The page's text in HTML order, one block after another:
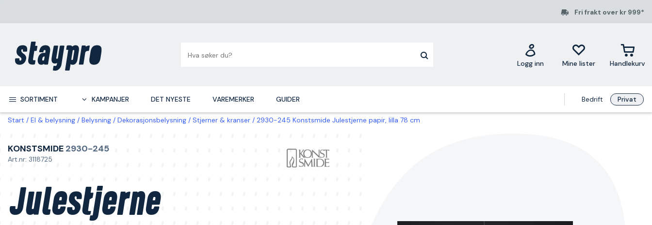
Fri frakt over kr 999*
Logg inn Mine lister Handlekurv
SORTIMENT KAMPANJER DET NYESTE VAREMERKER GUIDER Bedrift Privat
Start El & belysning Belysning Dekorasjonsbelysning Stjerner & kranser 2930-245 Konstsmide Julestjerne papir, lilla 78 cm
KONSTSMIDE 2930-245
Art.nr: 3118725
Julestjerne